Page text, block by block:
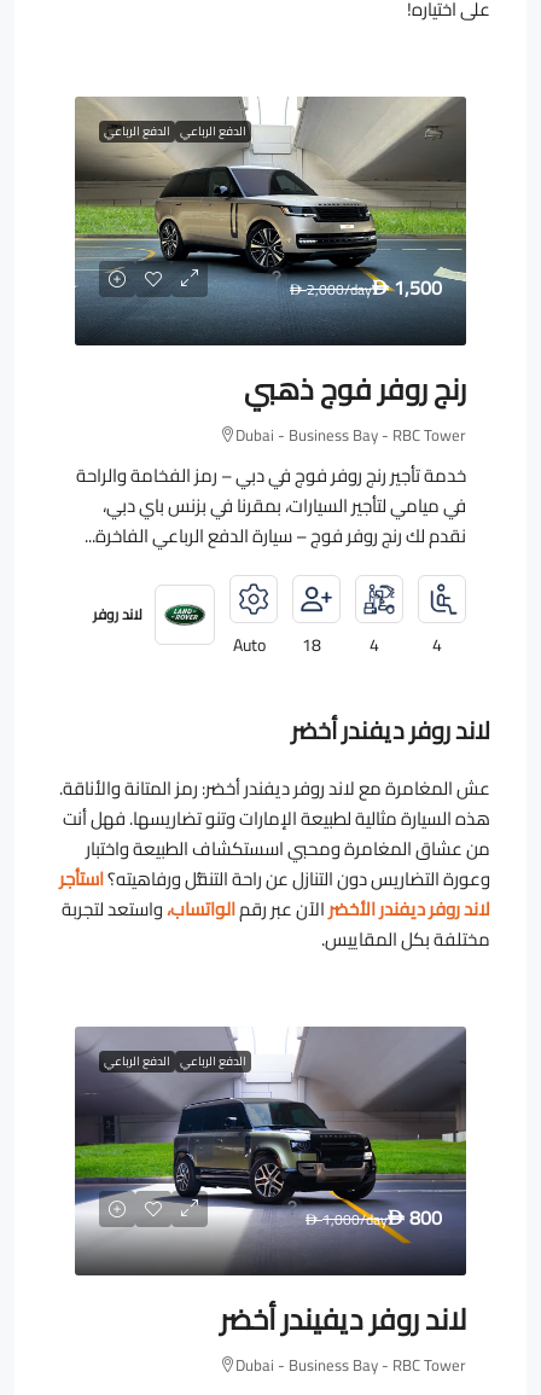
على اختياره!
الدفع الرباعي الدفع الرباعي
D1,500
D2,000/day
رنج روفر فوج ذهبي
Dubai - Business Bay - RBC Tower
خدمة تأجير رنج روفر فوج في دبي – رمز الفخامة والراحة
في ميامي لتأجير السيارات، بمقرنا في بزنس باي دبي،
نقدم لك رنج روفر فوج – سيارة الدفع الرباعي الفاخرة...
4
4
18
Auto
لاند روفر
لاند روفر ديفندر أخضر
عش المغامرة مع لاند روفر ديفندر أخضر: رمز المتانة والأناقة.
هذه السيارة مثالية لطبيعة الإمارات وتنو تضاريسها. فهل أنت
من عشاق المغامرة ومحبي اسستكشاف الطبيعة واختبار
وعورة التضاريس دون التنازل عن راحة التنقُّل ورفاهيته؟استأجر
لاند روفر ديفندر الأخضرالآن عبر رقمالواتساب،واستعد لتجربة
مختلفة بكل المقاييس.
الدفع الرباعي الدفع الرباعي
D 800
D1,000/day
لاند روفر ديفيندر أخضر
Dubai - Business Bay - RBC Tower